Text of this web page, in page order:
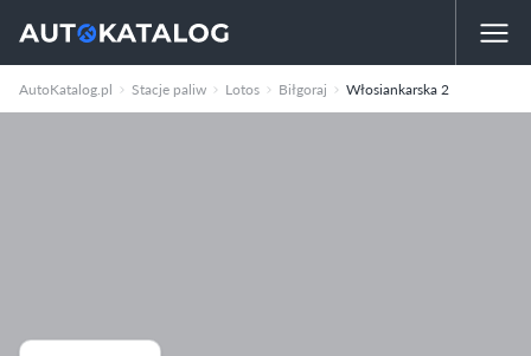
AutoKatalog.pl Stacje paliw Lotos Biłgoraj Włosiankarska 2